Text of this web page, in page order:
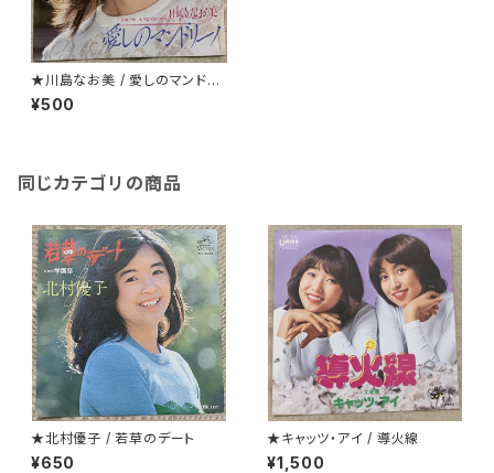
★川島なお美 / 愛しのマンドリ
ーノ
¥500
同じカテゴリの商品
★北村優子 / 若草のデート
¥650
★キャッツ・アイ / 導火線
¥1,500